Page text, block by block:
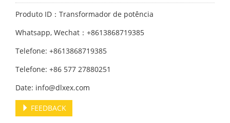
Produto ID：Transformador de potência
Whatsapp, Wechat：+8613868719385
Telefone: +8613868719385
Telefone: +86 577 27880251
Date: info@dlxex.com
FEEDBACK